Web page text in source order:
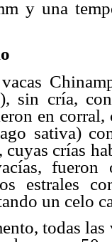
y una
sin cría,
en
sativa)
cuyas crías
fueron
estrales
un celo
todas las